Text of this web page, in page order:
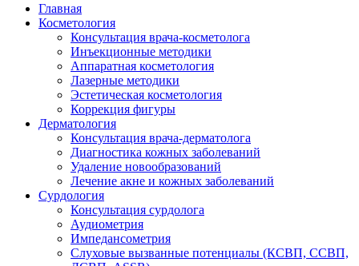
Главная
Косметология
Консультация врача-косметолога
Инъекционные методики
Аппаратная косметология
Лазерные методики
Эстетическая косметология
Коррекция фигуры
Дерматология
Консультация врача-дерматолога
Диагностика кожных заболеваний
Удаление новообразований
Лечение акне и кожных заболеваний
Сурдология
Консультация сурдолога
Аудиометрия
Импедансометрия
Слуховые вызванные потенциалы (КСВП, ССВП,